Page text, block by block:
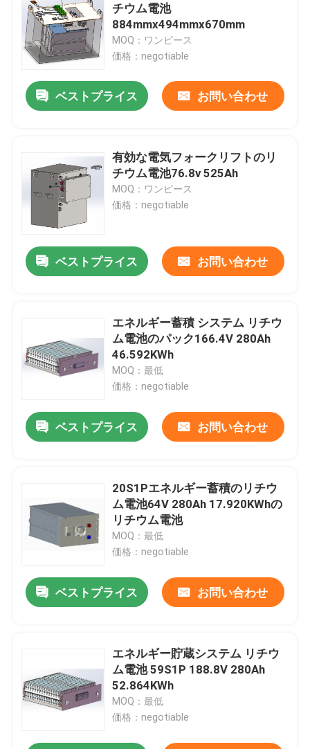
チウム電池
884mmx494mmx670mm
MOQ：ワンピース
価格：negotiable
ベストプライス お問い合わせ
有効な電気フォークリフトのリ
チウム電池76.8v 525Ah
MOQ：ワンピース
価格：negotiable
ベストプライス お問い合わせ
エネルギー蓄積 システム リチウ
ム電池のパック166.4V 280Ah
46.592KWh
MOQ：最低
価格：negotiable
ベストプライス お問い合わせ
20S1Pエネルギー蓄積のリチウ
ム電池64V 280Ah 17.920KWhの
リチウム電池
MOQ：最低
価格：negotiable
ベストプライス お問い合わせ
エネルギー貯蔵システム リチウ
ム電池 59S1P 188.8V 280Ah
52.864KWh
MOQ：最低
価格：negotiable